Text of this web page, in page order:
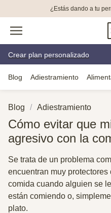
¿Estás dando a tu
Crear plan personalizado
Blog Adiestramiento
Blog Adiestramiento
Cómo evitar que
agresivo con la
Se trata de un problema
encuentran muy
comida cuando alguien se
están comiendo o,
plato.